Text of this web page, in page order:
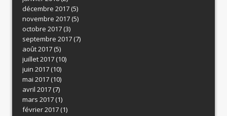
décembre 2017(5)
novembre 2017(5)
octobre 2017(3)
septembre 2017(7)
août 2017(5)
juillet 2017(10)
juin 2017(10)
mai 2017(10)
avril 2017(7)
mars 2017(1)
février 2017(1)